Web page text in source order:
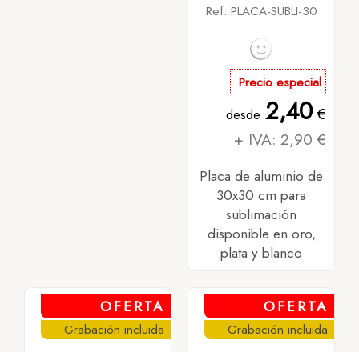
Ref. PLACA-SUBLI-30
Precio especial
desde 2,40€
+ IVA: 2,90 €
Placa de aluminio de
30x30 cm para
sublimación
disponible en oro,
plata y blanco
OFERTA
Grabación incluida
OFERTA
Grabación incluida